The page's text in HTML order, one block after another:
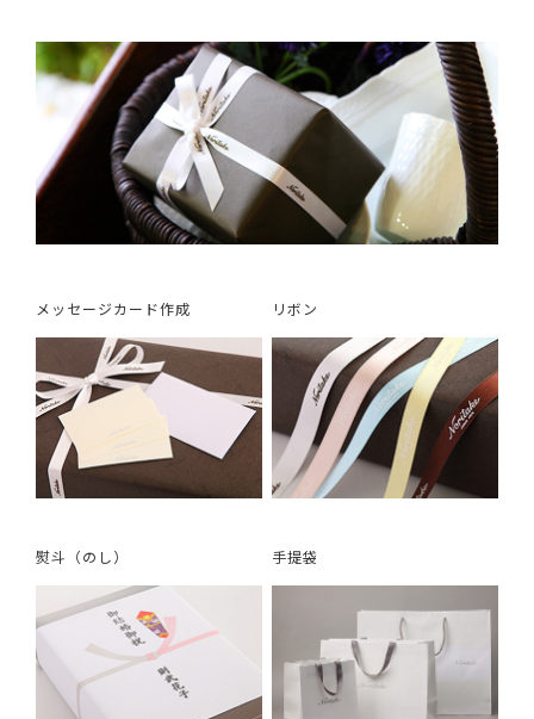
メッセージカード作成 リボン
熨斗（のし） 手提袋